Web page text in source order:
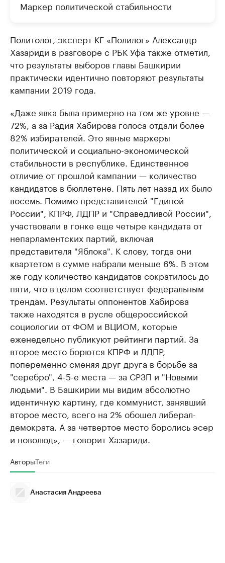
Маркер политической стабильности
Политолог, эксперт КГ «Полилог» Александр
Хазариди в разговоре с РБК Уфа также отметил,
что результаты выборов главы Башкирии
практически идентично повторяют результаты
кампании 2019 года.
«Даже явка была примерно на том же уровне —
72%, а за Радия Хабирова голоса отдали более
82% избирателей. Это явные маркеры
политической и социально-экономической
стабильности в республике. Единственное
отличие от прошлой кампании — количество
кандидатов в бюллетене. Пять лет назад их было
восемь. Помимо представителей "Единой
России", КПРФ, ЛДПР и "Справедливой России",
участвовали в гонке еще четыре кандидата от
непарламентских партий, включая
представителя "Яблока". К слову, тогда они
квартетом в сумме набрали меньше 6%. В этом
же году количество кандидатов сократилось до
пяти, что в целом соответствует федеральным
трендам. Результаты оппонентов Хабирова
также находятся в русле общероссийской
социологии от ФОМ и ВЦИОМ, которые
еженедельно публикуют рейтинги партий. За
второе место борются КПРФ и ЛДПР,
попеременно сменяя друг друга в борьбе за
"серебро", 4-5-е места — за СРЗП и "Новыми
людьми". В Башкирии мы видим абсолютно
идентичную картину, где коммунист, занявший
второе место, всего на 2% обошел либерал-
демократа. А за четвертое место боролись эсер
и новолюд», — говорит Хазариди.
АвторыТеги
Анастасия Андреева